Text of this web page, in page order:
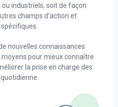
industriels, soit de façon
champs d’action et
nouvelles connaissances
pour mieux connaître
la prise en charge des